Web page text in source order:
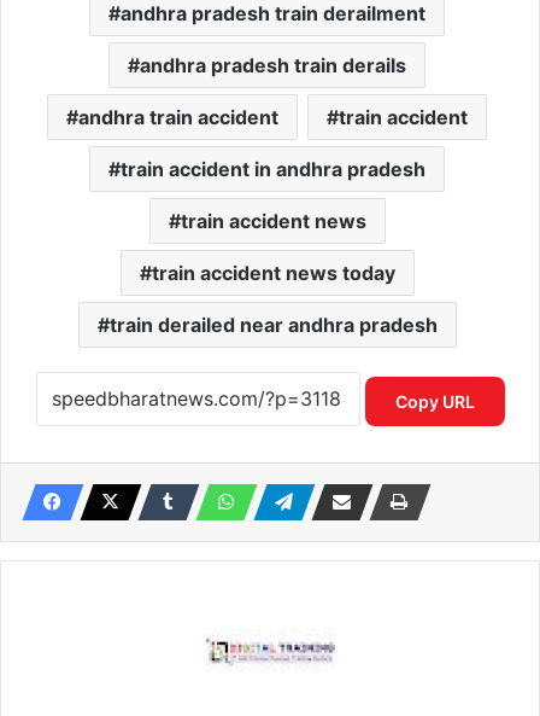
andhra pradesh train derailment
andhra pradesh train derails
andhra train accident train accident
train accident in andhra pradesh
train accident news
train accident news today
train derailed near andhra pradesh
Copy URL